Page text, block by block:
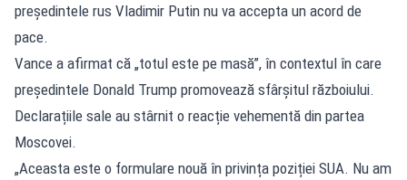
președintele rus Vladimir Putin nu va accepta un acord de
pace.
Vance a afirmat că „totul este pe masă”, în contextul în care
președintele Donald Trump promovează sfârșitul războiului.
Declarațiile sale au stârnit o reacție vehementă din partea
Moscovei.
„Aceasta este o formulare nouă în privința poziției SUA. Nu am